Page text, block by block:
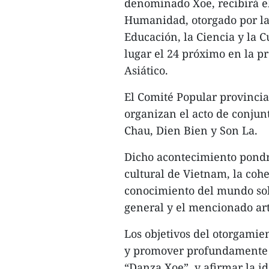
denominado Xoe, recibirá
Humanidad, otorgado por
Educación, la Ciencia y la
lugar el 24 próximo en la
Asiático.
El Comité Popular
organizan el acto de
Chau, Dien Bien y Son La.
Dicho acontecimiento
cultural de Vietnam, la
conocimiento del mundo
general y el mencionado
Los objetivos del
y promover